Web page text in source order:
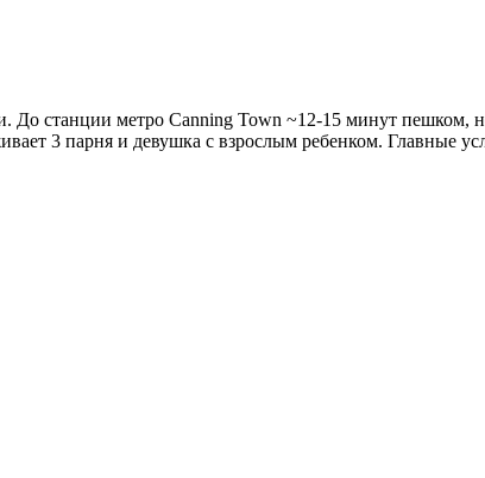
До станции метро Canning Town ~12-15 минут пешком,
3 парня и девушка с взрослым ребенком. Главные